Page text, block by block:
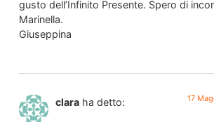
gusto dell’Infinito Presente. Spero di
Marinella.
Giuseppina
clara ha detto: 17